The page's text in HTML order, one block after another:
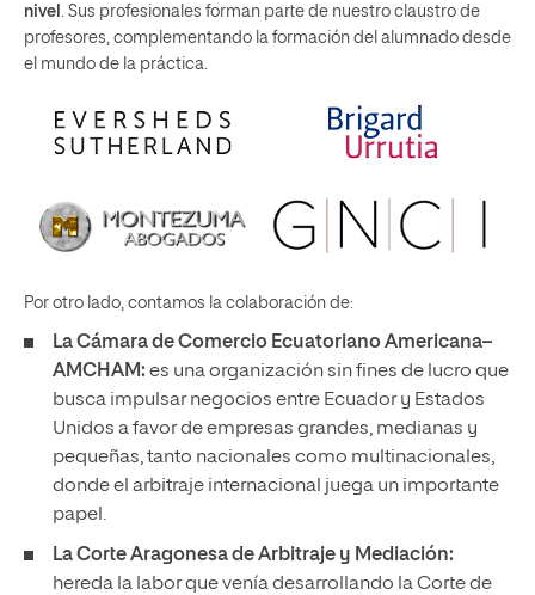
nivel . Sus profesionales forman parte de nuestro claustro de
profesores, complementando la formación del alumnado desde
el mundo de la práctica.
Por otro lado, contamos la colaboración de:
La Cámara de Comercio Ecuatoriano Americana–
AMCHAM: es una organización sin fines de lucro que
busca impulsar negocios entre Ecuador y Estados
Unidos a favor de empresas grandes, medianas y
pequeñas, tanto nacionales como multinacionales,
donde el arbitraje internacional juega un importante
papel.
La Corte Aragonesa de Arbitraje y Mediación:
hereda la labor que venía desarrollando la Corte de